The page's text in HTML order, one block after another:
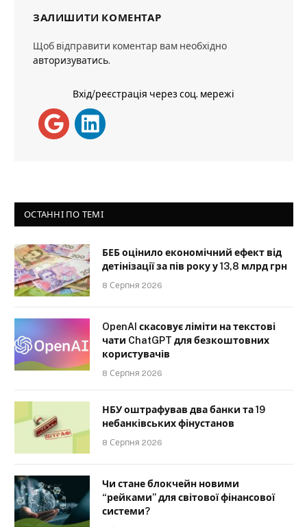
ЗАЛИШИТИ КОМЕНТАР
Щоб відправити коментар вам необхідно
авторизуватись.
Вхід/реєстрація через соц. мережі
ОСТАННІ ПО ТЕМІ
БЕБ оцінило економічний ефект від
детінізації за пів року у 13,8 млрд грн
8 Серпня 2026
OpenAI скасовує ліміти на текстові
чати ChatGPT для безкоштовних
користувачів
8 Серпня 2026
НБУ оштрафував два банки та 19
небанківських фінустанов
8 Серпня 2026
Чи стане блокчейн новими
“рейками” для світової фінансової
системи?